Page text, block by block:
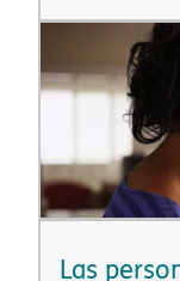
millones
Las